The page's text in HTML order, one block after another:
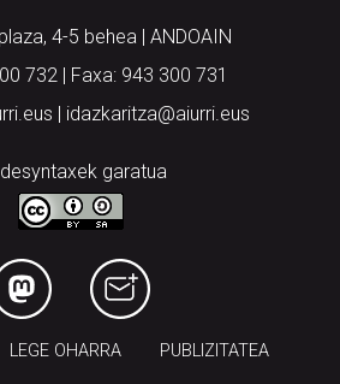
4-5 behea | ANDOAIN
732 | Faxa: 943 300 731
| idazkaritza@aiurri.eus
garatua
LEGE OHARRA PUBLIZITATEA